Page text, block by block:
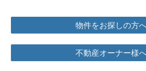
物件をお探しの方
不動産オーナー様